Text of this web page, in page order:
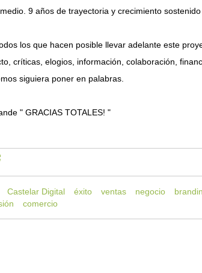
9 años de trayectoria y crecimiento
los que hacen posible llevar adelante este
críticas, elogios, información, colaboración,
siguiera poner en palabras.
" GRACIAS TOTALES! "
Castelar Digital éxito ventas negocio
comercio